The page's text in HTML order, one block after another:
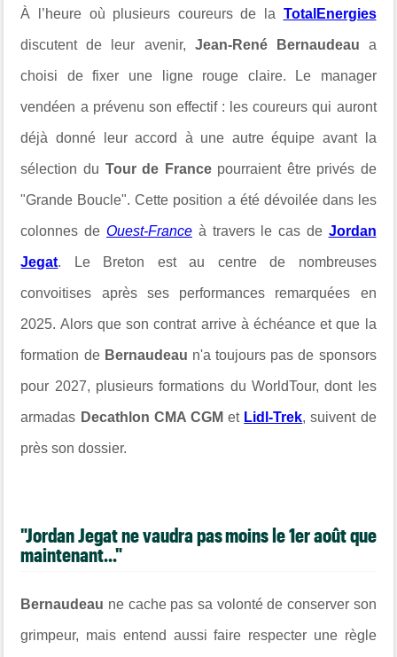
À l’heure où plusieurs coureurs de la TotalEnergies
discutent de leur avenir, Jean-René Bernaudeau a
choisi de fixer une ligne rouge claire. Le manager
vendéen a prévenu son effectif : les coureurs qui auront
déjà donné leur accord à une autre équipe avant la
sélection du Tour de Francepourraient être privés de
"Grande Boucle". Cette position a été dévoilée dans les
colonnes de Ouest-France à travers le cas de Jordan
Jegat. Le Breton est au centre de nombreuses
convoitises après ses performances remarquées en
2025. Alors que son contrat arrive à échéance et que la
formation de Bernaudeau n'a toujours pas de sponsors
pour 2027, plusieurs formations du WorldTour, dont les
armadas Decathlon CMA CGMet Lidl-Trek, suivent de
près son dossier.
"Jordan Jegat ne vaudra pas moins le 1er août que
maintenant..."
Bernaudeau ne cache pas sa volonté de conserver son
grimpeur, mais entend aussi faire respecter une règle